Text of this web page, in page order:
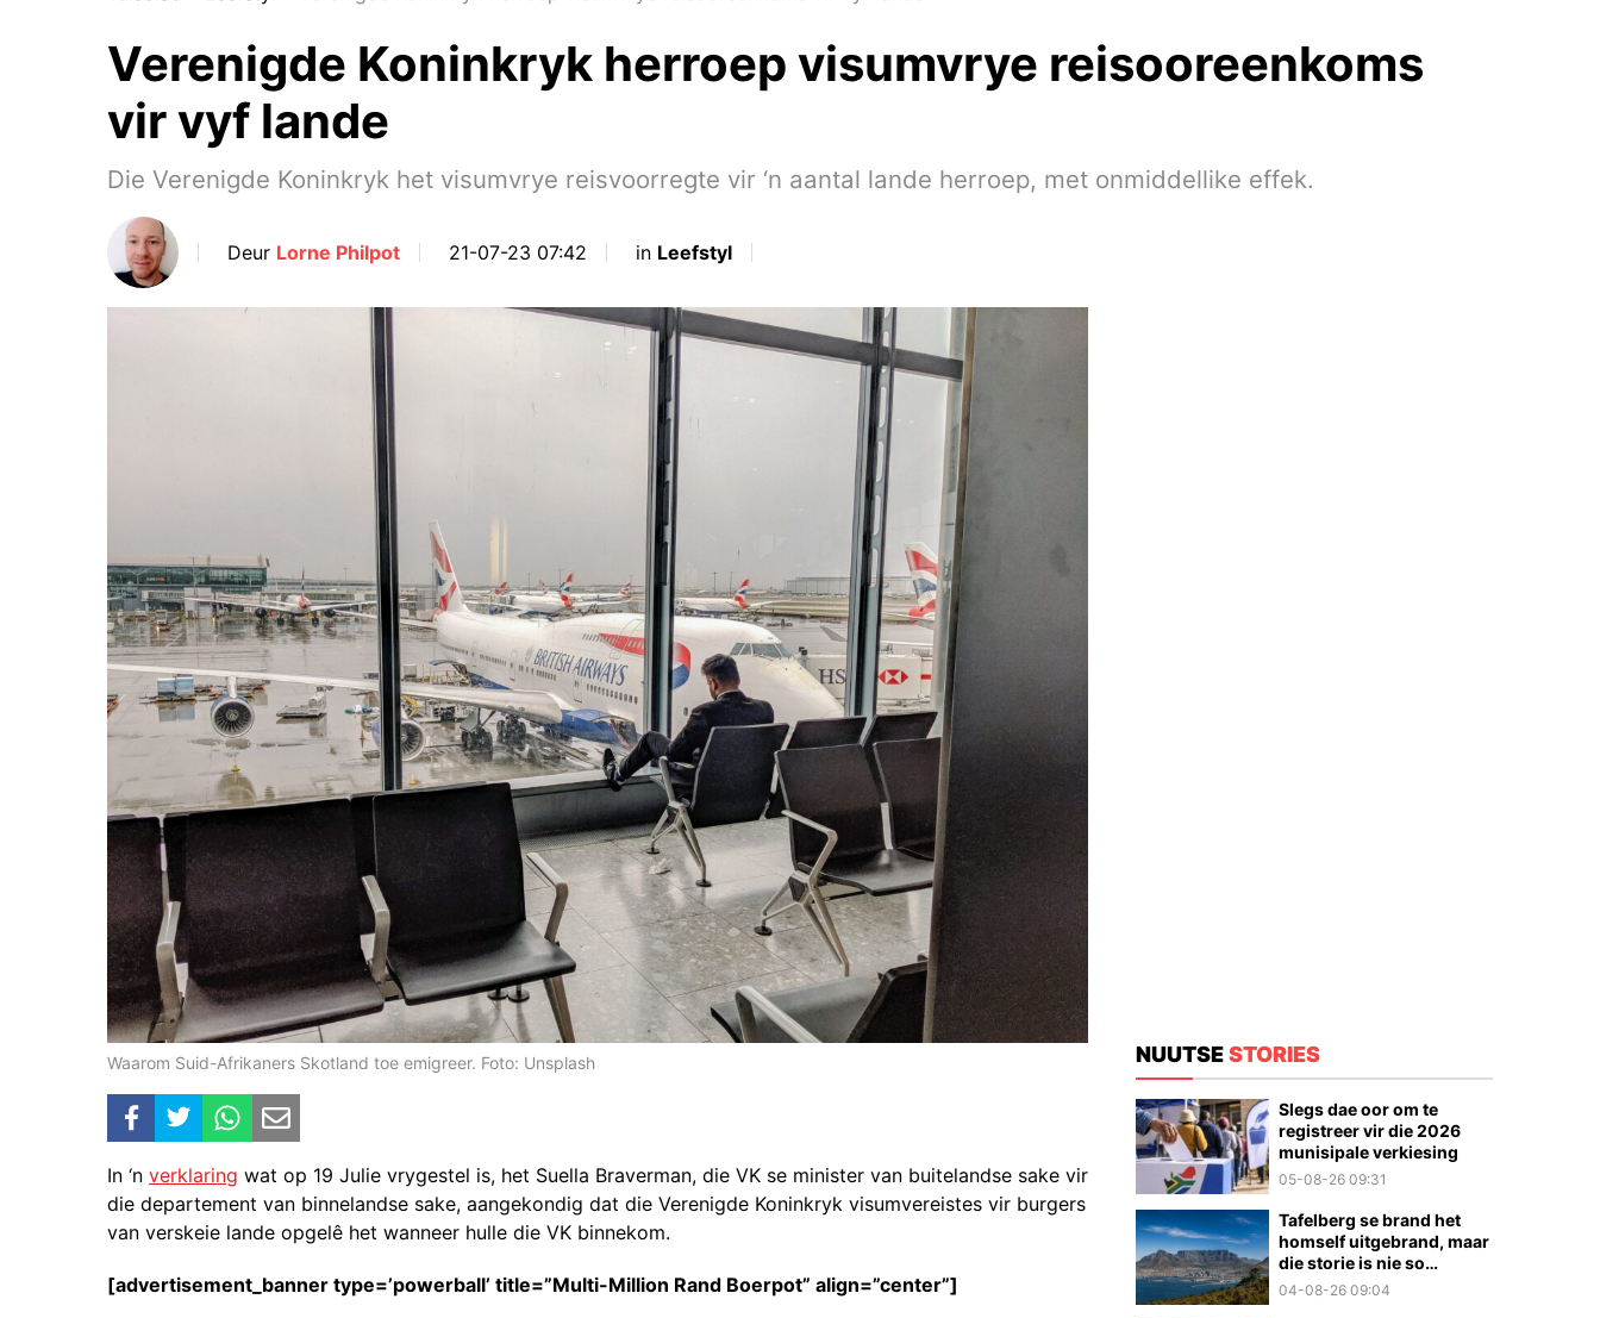
Verenigde Koninkryk herroep visumvrye reisooreenkoms
vir vyf lande
Die Verenigde Koninkryk het visumvrye reisvoorregte vir ‘n aantal lande herroep, met onmiddellike effek.
Deur Lorne Philpot 21-07-23 07:42 in Leefstyl
Waarom Suid-Afrikaners Skotland toe emigreer. Foto: Unsplash
In ‘n verklaring wat op 19 Julie vrygestel is, het Suella Braverman, die VK se minister van buitelandse sake vir
die departement van binnelandse sake, aangekondig dat die Verenigde Koninkryk visumvereistes vir burgers
van verskeie lande opgelê het wanneer hulle die VK binnekom.
[advertisement_banner type=’powerball’ title=”Multi-Million Rand Boerpot” align=”center”]
NUUTSESTORIES
Slegs dae oor om te
registreer vir die 2026
munisipale verkiesing
05-08-26 09:31
Tafelberg se brand het
homself uitgebrand, maar
die storie is nie so
eenvoudig nie
04-08-26 09:04